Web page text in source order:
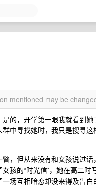
mentioned may be
的，开学第一眼我就看到
中寻找她时，我只是搜寻
，但从来没有和女孩说过
孩的“时光信”，她在高二
场互相暗恋却没来得及告白